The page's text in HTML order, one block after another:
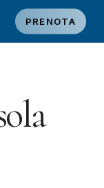
PRENOTA